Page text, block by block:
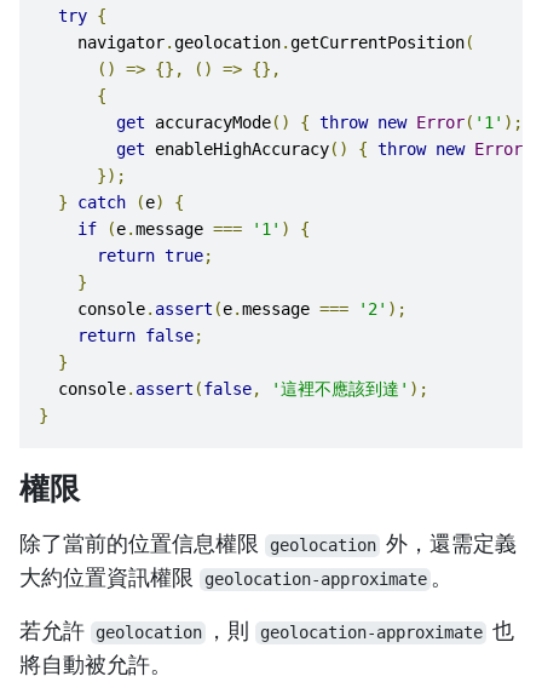
try {
    navigator
.geolocation.getCurrentPosition(
()
=> {}, () => {},
{
get accuracyMode() { throw new Error( '1' );
get enableHighAccuracy() { throw new Error
});
}
catch (e)
{
if
(e.message === '1' )
{
return true;
}
    console
. assert (e.message === '2' );
return false;
}
  console
. assert (false, '這裡不應該到達' );
}
權限
除了當前的位置信息權限 geolocation 外，還需定義
大約位置資訊權限
geolocation-approximate 。
若允許
geolocation ，則 geolocation-approximate 也
將自動被允許。